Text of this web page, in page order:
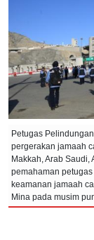
Petugas
pergerakan jamaah
Makkah, Arab
pemahaman
keamanan jamaah
Mina pada musim